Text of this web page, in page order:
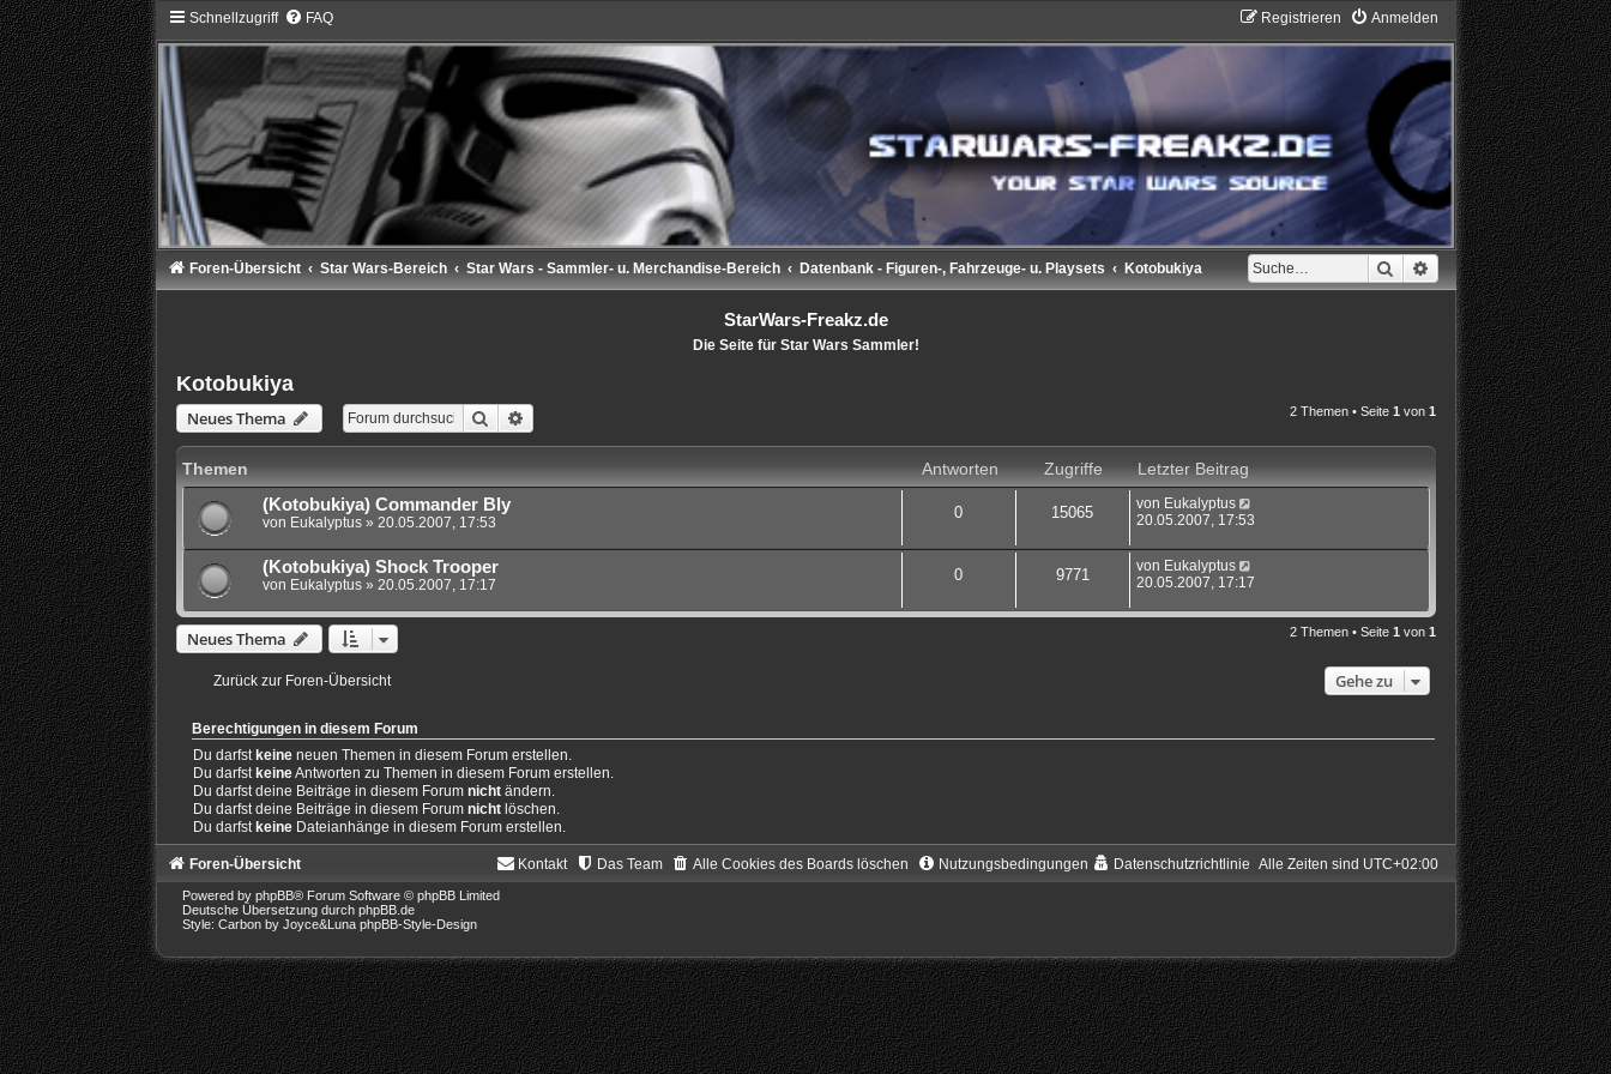
Schnellzugriff FAQ Anmelden
Registrieren
Suche Erweiterte Suche
Foren-Übersicht Star Wars-Bereich Star Wars - Sammler- u. Merchandise-Bereich Datenbank - Figuren-, Fahrzeuge- u. Playsets Kotobukiya
StarWars-Freakz.de
Die Seite für Star Wars Sammler!
Kotobukiya
Neues Thema Suche 2 Themen • Seite 1 von 1
Themen Antworten Zugriffe
Letzter Beitrag
(Kotobukiya) Commander Bly
von Eukalyptus» 20.05.2007, 17:53
0 15065 von Eukalyptus
20.05.2007, 17:53
(Kotobukiya) Shock Trooper
von Eukalyptus» 20.05.2007, 17:17
0 9771 von Eukalyptus
20.05.2007, 17:17
Neues Thema 2 Themen • Seite 1 von 1
Zurück zur Foren-Übersicht Gehe zu
Berechtigungen in diesem Forum
Du darfst keineneuen Themen in diesem Forum erstellen.
Du darfst keineAntworten zu Themen in diesem Forum erstellen.
Du darfst deine Beiträge in diesem Forum nichtändern.
Du darfst deine Beiträge in diesem Forum nichtlöschen.
Du darfst keineDateianhänge in diesem Forum erstellen.
Foren-Übersicht Alle Zeiten sind UTC+02:00
Nutzungsbedingungen Datenschutzrichtlinie
Alle Cookies des Boards löschen
Das Team
Kontakt
Powered by phpBB® Forum Software © phpBB Limited
Deutsche Übersetzung durch phpBB.de
Style: Carbon by Joyce&Luna phpBB-Style-Design